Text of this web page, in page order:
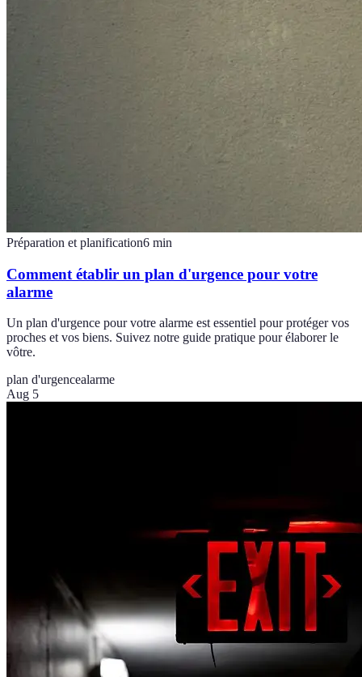
Préparation et planification6 min
Comment établir un plan d'urgence pour votre
alarme
Un plan d'urgence pour votre alarme est essentiel pour protéger vos
proches et vos biens. Suivez notre guide pratique pour élaborer le
vôtre.
plan d'urgencealarme
Aug 5